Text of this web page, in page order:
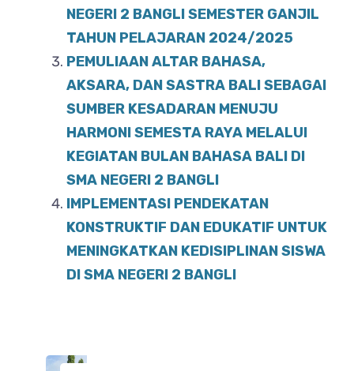
NEGERI 2 BANGLI SEMESTER GANJIL
TAHUN PELAJARAN 2024/2025
PEMULIAAN ALTAR BAHASA,
AKSARA, DAN SASTRA BALI SEBAGAI
SUMBER KESADARAN MENUJU
HARMONI SEMESTA RAYA MELALUI
KEGIATAN BULAN BAHASA BALI DI
SMA NEGERI 2 BANGLI
IMPLEMENTASI PENDEKATAN
KONSTRUKTIF DAN EDUKATIF UNTUK
MENINGKATKAN KEDISIPLINAN SISWA
DI SMA NEGERI 2 BANGLI